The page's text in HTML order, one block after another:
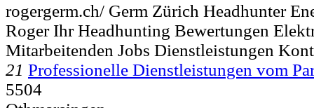
rogergerm.ch/ Germ Zürich Headhunter
Roger Ihr Headhunting Bewertungen
Mitarbeitenden Jobs Dienstleistungen
21 Professionelle Dienstleistungen vom
5504